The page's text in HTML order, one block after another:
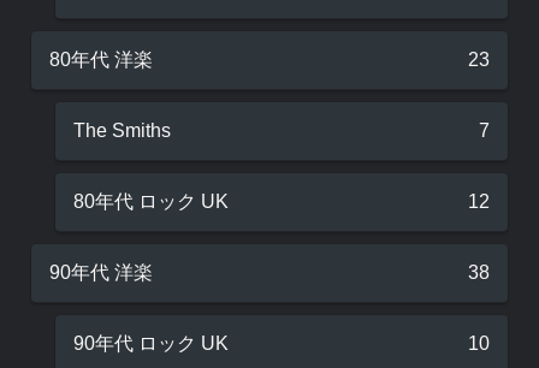
80年代 洋楽 23
The Smiths 7
80年代 ロック UK 12
90年代 洋楽 38
90年代 ロック UK 10